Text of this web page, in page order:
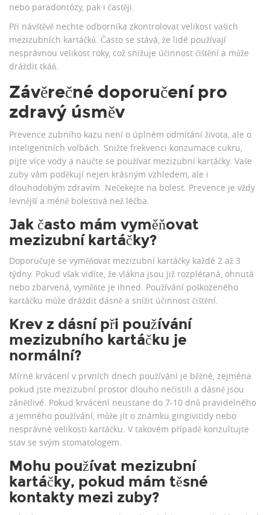
nebo paradontózy, pak i častěji.
Při návštěvě nechte odborníka zkontrolovat velikost vašich
mezizubních kartáčků. Často se stává, že lidé používají
nesprávnou velikost roky, což snižuje účinnost čištění a může
dráždit tkáň.
Závěrečné doporučení pro
zdravý úsměv
Prevence zubního kazu není o úplném odmítání života, ale o
inteligentních volbách. Snižte frekvenci konzumace cukru,
pijte více vody a naučte se používat mezizubní kartáčky. Vaše
zuby vám poděkují nejen krásným vzhledem, ale i
dlouhodobým zdravím. Nečekejte na bolest. Prevence je vždy
levnější a méně bolestivá než léčba.
Jak často mám vyměňovat
mezizubní kartáčky?
Doporučuje se vyměňovat mezizubní kartáčky každé 2 až 3
týdny. Pokud však vidíte, že vlákna jsou již rozplétaná, ohnutá
nebo zbarvená, vyměňte je ihned. Používání poškozeného
kartáčku může dráždit dásně a snížit účinnost čištění.
Krev z dásní při používání
mezizubního kartáčku je
normální?
Mírné krvácení v prvních dnech používání je běžné, zejména
pokud jste mezizubní prostor dlouho nečistili a dásně jsou
zánětlivé. Pokud krvácení neustane do 7-10 dnů pravidelného
a jemného používání, může jít o známku gingivitidy nebo
nesprávné velikosti kartáčku. V takovém případě konzultujte
stav se svým stomatologem.
Mohu používat mezizubní
kartáčky, pokud mám těsné
kontakty mezi zuby?